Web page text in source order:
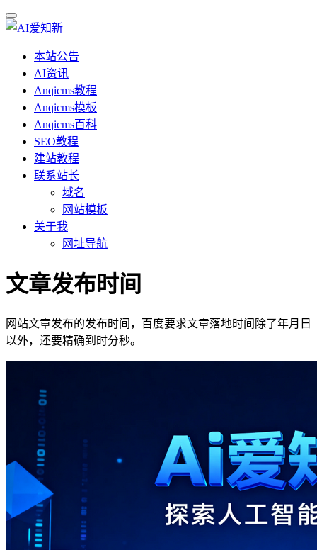
本站公告
AI资讯
Anqicms教程
Anqicms模板
Anqicms百科
SEO教程
建站教程
联系站长
域名
网站模板
关于我
网址导航
文章发布时间
网站文章发布的发布时间，百度要求文章落地时间除了年月日
以外，还要精确到时分秒。